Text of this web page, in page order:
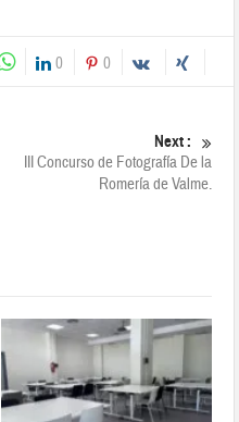
0 0
Next :
III Concurso de Fotografía De la
Romería de Valme.